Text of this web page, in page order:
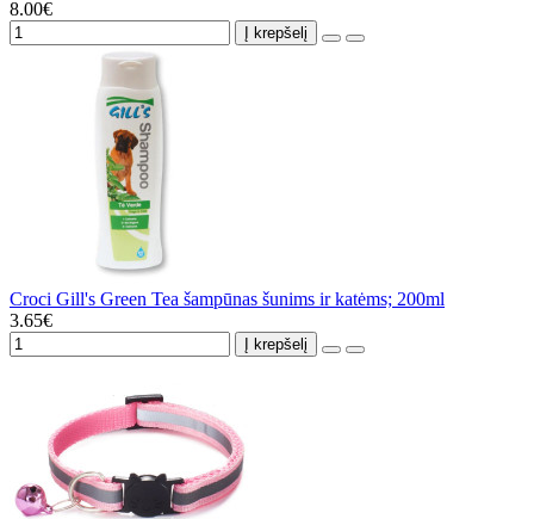
8.00€
Į krepšelį
Croci Gill's Green Tea šampūnas šunims ir katėms; 200ml
3.65€
Į krepšelį